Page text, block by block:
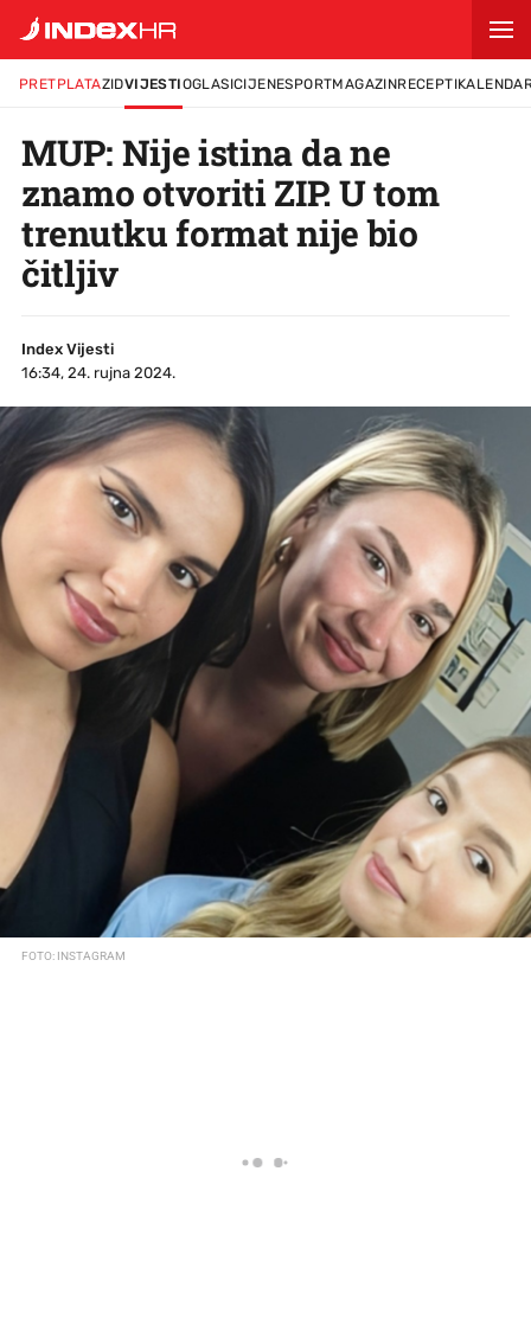
PRETPLATAZIDVIJESTIOGLASICIJENESPORTMAGAZINRECEPTI
MUP: Nije istina da ne
znamo otvoriti ZIP. U tom
trenutku format nije bio
čitljiv
Index Vijesti
16:34, 24. rujna 2024.
FOTO: INSTAGRAM